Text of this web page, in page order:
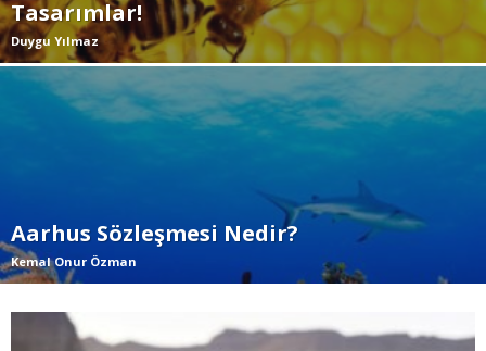
Tasarımlar!
Duygu Yılmaz
Aarhus Sözleşmesi Nedir?
Kemal Onur Özman